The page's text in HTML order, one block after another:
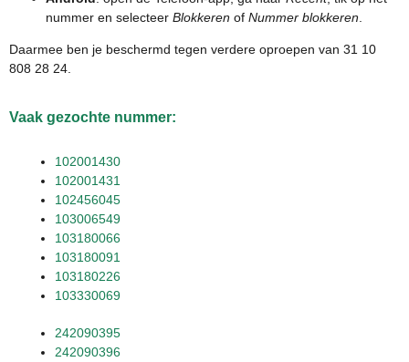
nummer en selecteer Blokkeren of Nummer blokkeren
Daarmee ben je beschermd tegen verdere oproepen van 31 10
808 28 24.
Vaak gezochte nummer:
102001430
102001431
102456045
103006549
103180066
103180091
103180226
103330069
242090395
242090396